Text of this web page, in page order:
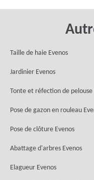
Taille de haie Evenos
Jardinier Evenos
Tonte et réfection de pelouse
Pose de gazon en rouleau
Pose de clôture Evenos
Abattage d'arbres Evenos
Elagueur Evenos